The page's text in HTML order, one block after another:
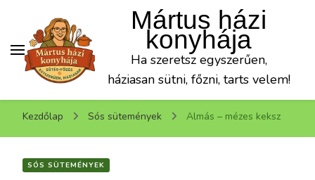
Mártus házi
konyhája
Ha szeretsz egyszerűen,
háziasan sütni, főzni, tarts velem!
Kezdőlap Sós sütemények Almás – mézes keksz
SÓS SÜTEMÉNYEK